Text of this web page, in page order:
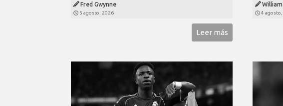
Fred Gwynne
5 agosto, 2026
Leer más
4